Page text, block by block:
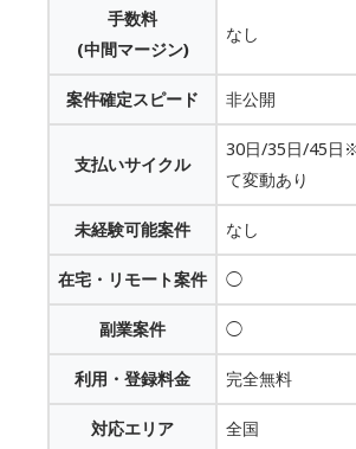
手数料
(中間マージン)
なし
案件確定スピード 非公開
支払いサイクル
30日/35日/45日
て変動あり
未経験可能案件 なし
在宅・リモート案件 ◯
副業案件 ◯
利用・登録料金 完全無料
対応エリア 全国